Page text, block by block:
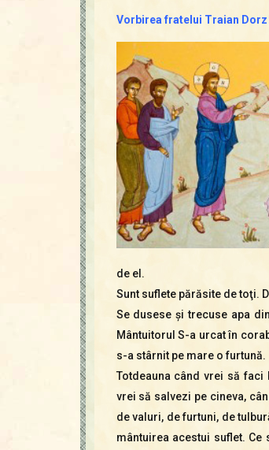
Vorbirea fratelui Traian Dorz
de el.
Sunt suflete părăsite de toţi.
Se dusese şi trecuse apa
Mântuitorul S-a urcat în
s-a stârnit pe mare o furtună.
Totdeauna când vrei să
vrei să salvezi pe cineva,
de valuri, de furtuni, de
mântuirea acestui suflet.